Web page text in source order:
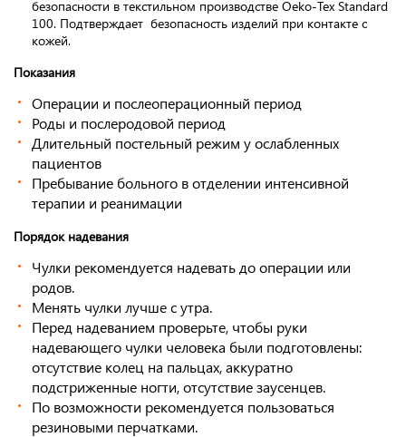
безопасности в текстильном производстве Oeko-Tex Standard
100. Подтверждает безопасность изделий при контакте с
кожей.
Показания
Операции и послеоперационный период
Роды и послеродовой период
Длительный постельный режим у ослабленных
пациентов
Пребывание больного в отделении интенсивной
терапии и реанимации
Порядок надевания
Чулки рекомендуется надевать до операции или
родов.
Менять чулки лучше с утра.
Перед надеванием проверьте, чтобы руки
надевающего чулки человека были подготовлены:
отсутствие колец на пальцах, аккуратно
подстриженные ногти, отсутствие заусенцев.
По возможности рекомендуется пользоваться
резиновыми перчатками.